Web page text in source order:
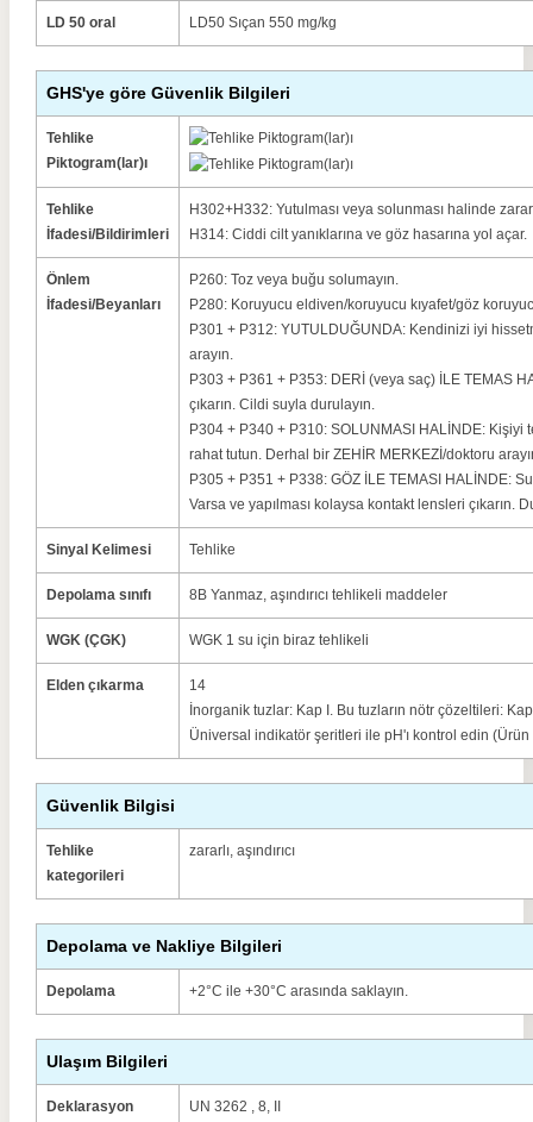
LD 50 oral LD50 Sıçan 550 mg/kg
GHS'ye göre Güvenlik Bilgileri
Tehlike
Piktogram(lar)ı
Tehlike
İfadesi/Bildirimleri
H302+H332: Yutulması veya solunması halinde
H314: Ciddi cilt yanıklarına ve göz hasarına yol açar.
Önlem
İfadesi/Beyanları
P260: Toz veya buğu solumayın.
P280: Koruyucu eldiven/koruyucu kıyafet/göz
P301 + P312: YUTULDUĞUNDA: Kendinizi iyi
arayın.
P303 + P361 + P353: DERİ (veya saç) İLE TEMAS
çıkarın. Cildi suyla durulayın.
P304 + P340 + P310: SOLUNMASI HALİNDE: Kişiyi
rahat tutun. Derhal bir ZEHİR MERKEZİ/doktoru
P305 + P351 + P338: GÖZ İLE TEMASI HALİNDE:
Varsa ve yapılması kolaysa kontakt lensleri çıkarın.
Sinyal Kelimesi Tehlike
Depolama sınıfı 8B Yanmaz, aşındırıcı tehlikeli maddeler
WGK (ÇGK) WGK 1 su için biraz tehlikeli
Elden çıkarma
14
İnorganik tuzlar: Kap I. Bu tuzların nötr çözeltileri:
Üniversal indikatör şeritleri ile pH'ı kontrol edin
Güvenlik Bilgisi
Tehlike
kategorileri
zararlı, aşındırıcı
Depolama ve Nakliye Bilgileri
Depolama +2°C ile +30°C arasında saklayın.
Ulaşım Bilgileri
Deklarasyon
UN 3262 , 8, II